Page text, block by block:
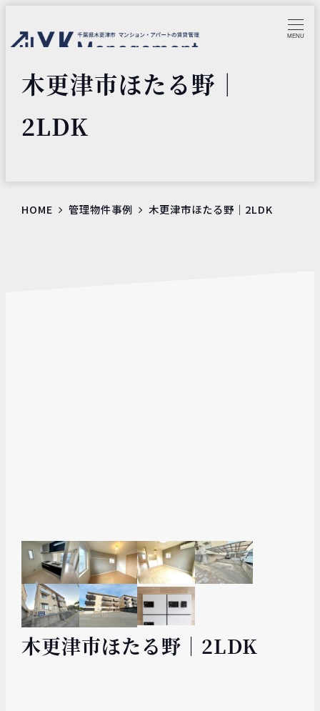
MENU
木更津市ほたる野｜
2LDK
HOME 管理物件事例 木更津市ほたる野｜2LDK
木更津市ほたる野｜2LDK